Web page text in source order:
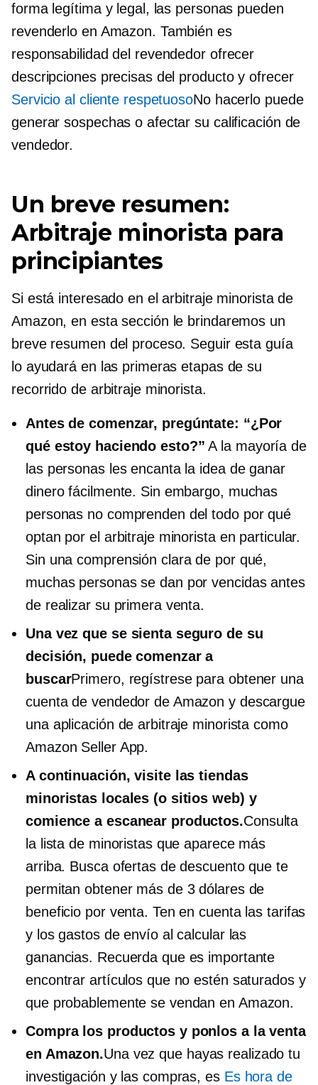
forma legítima y legal, las personas pueden
revenderlo en Amazon. También es
responsabilidad del revendedor ofrecer
descripciones precisas del producto y ofrecer
Servicio al cliente respetuosoNo hacerlo puede
generar sospechas o afectar su calificación de
vendedor.
Un breve resumen:
Arbitraje minorista para
principiantes
Si está interesado en el arbitraje minorista de
Amazon, en esta sección le brindaremos un
breve resumen del proceso. Seguir esta guía
lo ayudará en las primeras etapas de su
recorrido de arbitraje minorista.
Antes de comenzar, pregúntate: “¿Por
qué estoy haciendo esto?” A la mayoría de
las personas les encanta la idea de ganar
dinero fácilmente. Sin embargo, muchas
personas no comprenden del todo por qué
optan por el arbitraje minorista en particular.
Sin una comprensión clara de por qué,
muchas personas se dan por vencidas antes
de realizar su primera venta.
Una vez que se sienta seguro de su
decisión, puede comenzar a
buscarPrimero, regístrese para obtener una
cuenta de vendedor de Amazon y descargue
una aplicación de arbitraje minorista como
Amazon Seller App.
A continuación, visite las tiendas
minoristas locales (o sitios web) y
comience a escanear productos.Consulta
la lista de minoristas que aparece más
arriba. Busca ofertas de descuento que te
permitan obtener más de 3 dólares de
beneficio por venta. Ten en cuenta las tarifas
y los gastos de envío al calcular las
ganancias. Recuerda que es importante
encontrar artículos que no estén saturados y
que probablemente se vendan en Amazon.
Compra los productos y ponlos a la venta
en Amazon.Una vez que hayas realizado tu
investigación y las compras, es Es hora de